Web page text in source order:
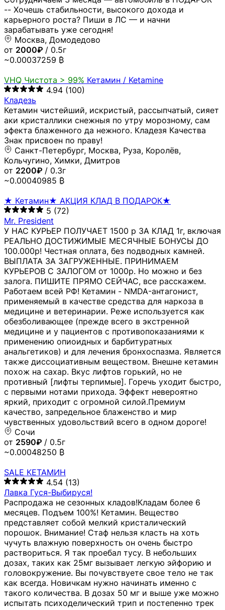
-- Хочешь стабильности, высокого дохода и
карьерного роста? Пиши в ЛС — и начни
зарабатывать уже сегодня!
Москва, Домодедово
от 2000₽ / 0.5г
~0.00037259 ₿
VHQ Чистота > 99% Кетамин / Ketamine
4.94 (100)
Кладезь
Кетамин чистейший, искристый, рассыпчатый, сияет
аки кристаллики снежныя по утру морозному, сам
эфекта блаженного да нежного. Кладезя Качества
Знак присвоен по праву!
Санкт-Петербург, Москва, Руза, Королёв,
Кольчугино, Химки, Дмитров
от 2200₽ / 0.3г
~0.00040985 ₿
★ Кетамин★ АКЦИЯ КЛАД В ПОДАРОК★
5 (72)
Mr. President
У НАС КУРЬЕР ПОЛУЧАЕТ 1500 р ЗА КЛАД 1г, включая
РЕАЛЬНО ДОСТИЖИМЫЕ МЕСЯЧНЫЕ БОНУСЫ ДО
100.000р! Честная оплата, без подводных камней.
ВЫПЛАТА ЗА ЗАГРУЖЕННЫЕ. ПРИНИМАЕМ
КУРЬЕРОВ С ЗАЛОГОМ от 1000р. Но можно и без
залога. ПИШИТЕ ПРЯМО СЕЙЧАС, все расскажем.
Работаем всей РФ! Кетамин - NMDA-антагонист,
применяемый в качестве средства для наркоза в
медицине и ветеринарии. Реже используется как
обезболивающее (прежде всего в экстренной
медицине и у пациентов с противопоказаниями к
применению опиоидных и барбитуратных
анальгетиков) и для лечения бронхоспазма. Является
также диссоциативным веществом. Внешне кетамин
похож на сахар. Вкус лифтов горький, но не
противный [лифты терпимые]. Горечь уходит быстро,
с первыми нотами прихода. Эффект невероятно
яркий, приходит с огромной силой.Премиум
качество, запредельное блаженство и мир
чувственных удовольствий всего в одном дороге!
Сочи
от 2590₽ / 0.5г
~0.00048250 ₿
SALE КЕТАМИН
4.54 (13)
Лавка Гуся-Выбируся!
Распродажа не сезонных кладов!Кладам более 6
месяцев. Подъем 100%! Кетамин. Вещество
представляет собой мелкий кристалический
порошок. Внимание! Стаф нельзя класть на хоть
чучуть влажную поверхность он очень быстро
раствориться. Я так проебал тусу. В небольших
дозах, таких как 25мг вызывает легкую эйфорию и
головокружение. Вы почувствуете свое тело не так
как всегда. Новичкам нужно начинать именно с
такого количества. В дозах 50 мг и выше уже можно
испытать психоделический трип и постепенно трек